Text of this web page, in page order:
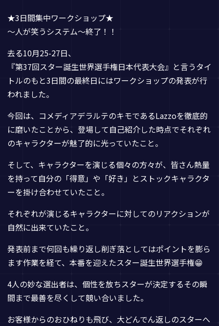
★3日間集中ワークショップ★
〜人が笑うシステム〜終了！！
去る10月25-27日、
『第37回スター誕生世界選手権日本代表大会』と言うタイ
トルのもと3日間の最終日にはワークショップの発表が行
われました。
今回は、コメディアデラルテのキモであるLazzoを徹底的
に磨いたことから、登場して自己紹介した時点でそれぞれ
のキャラクターが魅了的に光っていたこと。
そして、キャラクターを演じる個々の方々が、皆さん熱量
を持って自分の「得意」や「好き」とストックキャラクタ
ーを掛け合わせていたこと。
それぞれが演じるキャラクターに対してのリアクションが
自然に出来ていたこと。
発表前まで何回も繰り返し削ぎ落としてはポイントを膨ら
ます作業を経て、本番を迎えたスター誕生世界選手権😁
4人の妙な選出者は、個性を放ちスターが決定するその瞬
間まで最善を尽くして競い合いました。
お客様からのおひねりも飛び、大どんでん返しのスターへ